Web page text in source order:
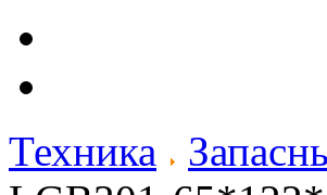
Техника